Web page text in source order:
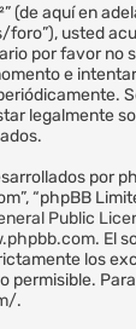
(de aquí en
usted
por favor no
e
legalmente
por
“phpBB
Public
. El
los
permisible.
.